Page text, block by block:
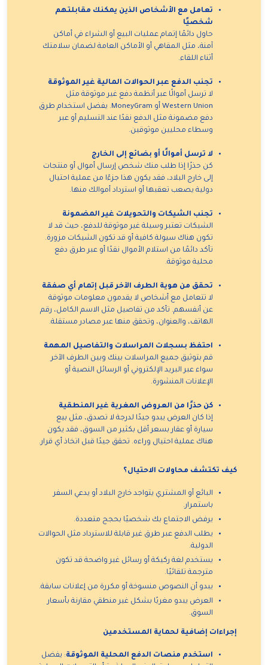
تعامل مع الأشخاص الذين يمكنك مقابلتهم
شخصيًا
حاول دائمًا إتمام عمليات البيع أو الشراء في أماكن
آمنة، مثل المقاهي أو الأماكن العامة لضمان سلامتك
أثناء اللقاء.
تجنب الدفع عبر الحوالات المالية غير الموثوقة
لا ترسل أموالًا عبر أنظمة دفع غير موثوقة مثل
Western Union أو MoneyGram. يفضل استخدام طرق
دفع مضمونة مثل الدفع نقدًا عند التسليم أو عبر
وسطاء محليين موثوقين.
لا ترسل أموالًا أو بضائع إلى الخارج
كن حذرًا إذا طلب منك شخص إرسال أموال أو منتجات
إلى خارج البلاد، فقد يكون هذا جزءًا من عملية احتيال
دولية يصعب تعقبها أو استرداد أموالك منها.
تجنب الشيكات والتحويلات غير المضمونة
الشيكات تعتبر وسيلة غير موثوقة للدفع، حيث قد لا
تكون هناك سيولة كافية أو قد تكون الشيكات مزورة.
تأكد دائمًا من استلام الأموال نقدًا أو عبر طرق دفع
محلية موثوقة.
تحقق من هوية الطرف الآخر قبل إتمام أي صفقة
لا تتعامل مع أشخاص لا يقدمون معلومات موثوقة
عن أنفسهم. تأكد من تفاصيل مثل الاسم الكامل، رقم
الهاتف، والعنوان، وتحقق منها عبر مصادر مستقلة.
احتفظ بسجلات المراسلات والتفاصيل المهمة
قم بتوثيق جميع المراسلات بينك وبين الطرف الآخر
سواء عبر البريد الإلكتروني أو الرسائل النصية أو
الإعلانات المنشورة.
كن حذرًا من العروض المغرية غير المنطقية
إذا كان العرض يبدو جيدًا لدرجة لا تصدق، مثل بيع
سيارة أو عقار بسعر أقل بكثير من السوق، فقد يكون
هناك عملية احتيال وراءه. تحقق جيدًا قبل اتخاذ أي قرار.
كيف تكتشف محاولات الاحتيال؟
البائع أو المشتري يتواجد خارج البلاد أو يدعي السفر
باستمرار.
يرفض الاجتماع بك شخصيًا بحجج متعددة.
يطلب الدفع عبر طرق غير قابلة للاسترداد مثل الحوالات
الدولية.
يستخدم لغة ركيكة أو رسائل غير واضحة قد تكون
مترجمة تلقائيًا.
يبدو أن النصوص منسوخة أو مكررة من إعلانات سابقة.
العرض يبدو مغريًا بشكل غير منطقي مقارنة بأسعار
السوق.
إجراءات إضافية لحماية المستخدمين
استخدم منصات الدفع المحلية الموثوقة: يفضل